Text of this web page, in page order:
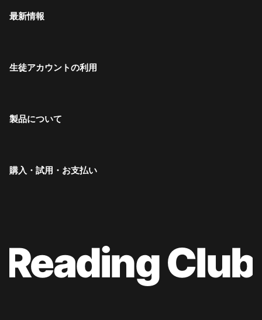
最新情報
生徒アカウントの利用
製品について
購入・試用・お支払い
Reading Club